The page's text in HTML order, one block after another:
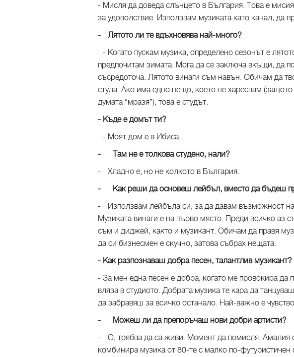
- Мисля да доведа слънцето в България. Това е
за удоволствие. Използвам музиката като канал, да
- Лятото ли те вдъхновява най-много?
- Когато пускам музика, определено сезонът е
предпочитам зимата. Мога да се заключа вкъщи, да
съсредоточа. Лятото винаги съм навън. Обичам да
студа. Ако има едно нещо, което не харесвам
думата “мразя”), това е студът.
- Къде е домът ти?
- Моят дом е в Ибиса.
- Там не е толкова студено, нали?
- Хладно е, но не колкото в България.
- Как реши да основеш лейбъл, вместо да бъдеш
- Използвам лейбъла си, за да давам възможност на
Музиката винаги е на първо място. Преди всичко аз
съм и диджей, както и музикант. Обичам да правя
да си бизнесмен е скучно, затова събрах нещата.
- Как разпознаваш добра песен, талантлив музикант?
- За мен една песен е добра, когато ме провокира да
вляза в студиото. Добрата музика те кара да
да забравяш за всичко останало. Най-важно е
- Можеш ли да препоръчаш нови добри артисти?
- О, трябва да са живи. Момент да помисля. Амалия
комбинира музика от 80-те с малко по-